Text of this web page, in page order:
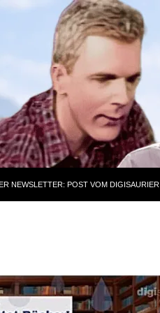
NEWSLETTER: POST VOM DIGISAURIER